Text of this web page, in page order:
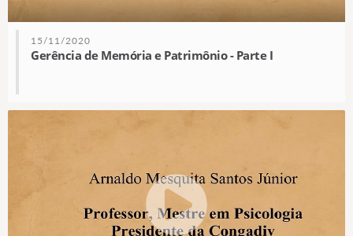
15/11/2020
Gerência de Memória e Patrimônio - Parte I